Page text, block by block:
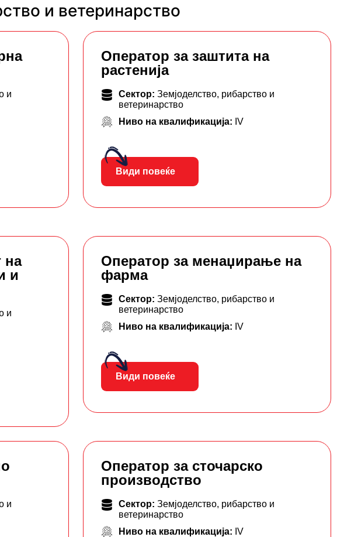
и ветеринарство
и
Оператор за заштита на
растенија
Сектор: Земјоделство, рибарство и
ветеринарство
Ниво на квалификација: IV
Види повеќе
на
и
и
Оператор за менаџирање на
фарма
Сектор: Земјоделство, рибарство и
ветеринарство
Ниво на квалификација: IV
Види повеќе
и
Оператор за сточарско
производство
Сектор: Земјоделство, рибарство и
ветеринарство
Ниво на квалификација: IV